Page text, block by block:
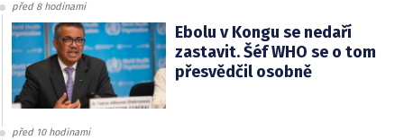
před 8 hodinami
Ebolu v Kongu se nedaří
zastavit. Šéf WHO se o tom
přesvědčil osobně
před 10 hodinami